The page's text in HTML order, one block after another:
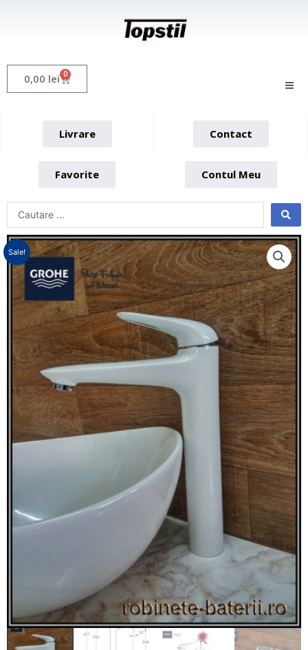
0,00 lei 0 Cart
Livrare Contact
Favorite Contul Meu
Sale!